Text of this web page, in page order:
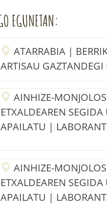
EGUNETAN:
ATARRABIA |
ARTISAU GAZTANDEGI
AINHIZE-
ETXALDEAREN SEGIDA
APAILATU |
AINHIZE-
ETXALDEAREN SEGIDA
APAILATU |